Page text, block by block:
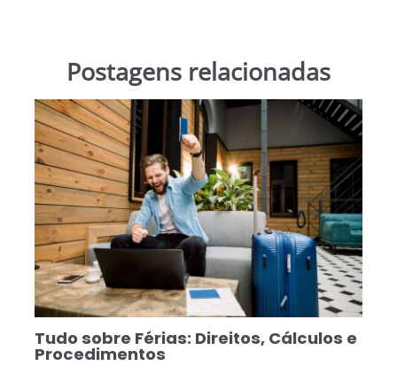
Postagens relacionadas
Tudo sobre Férias: Direitos, Cálculos e
Procedimentos